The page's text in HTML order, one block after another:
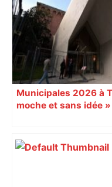
sa sortie à Metz –
Municipales 2026 à
moche et sans idée
Augustins